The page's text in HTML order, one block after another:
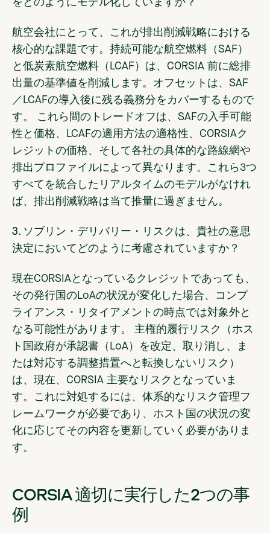
をどのようにモデル化していますか？
航空会社にとって、これが排出削減戦略における
核心的な課題です。持続可能な航空燃料（SAF）
と低炭素航空燃料（LCAF）は、CORSIA 前に総排
出量の基準値を削減します。オフセットは、SAF
／LCAFの導入後に残る義務分をカバーするもので
す。 これら間のトレードオフは、SAFの入手可能
性と価格、LCAFの適用方法の適格性、CORSIAク
レジットの価格、そして各社の具体的な路線網や
排出プロファイルによって異なります。これら3つ
すべてを統合したリアルタイムのモデルがなけれ
ば、排出削減戦略は当て推量に過ぎません。
3. ソブリン・デリバリー・リスクは、貴社の意思
決定においてどのように考慮されていますか？
現在CORSIAとなっているクレジットであっても、
その発行国のLoAの状況が変化した場合、コンプ
ライアンス・リタイアメントの時点では対象外と
なる可能性があります。 主権的履行リスク（ホス
ト国政府が承認書（LoA）を改定、取り消し、ま
たは対応する調整措置へと転換しないリスク）
は、現在、CORSIA 主要なリスクとなっていま
す。これに対処するには、体系的なリスク管理フ
レームワークが必要であり、ホスト国の状況の変
化に応じてその内容を更新していく必要がありま
す。
CORSIA 適切に実行した2つの事
例